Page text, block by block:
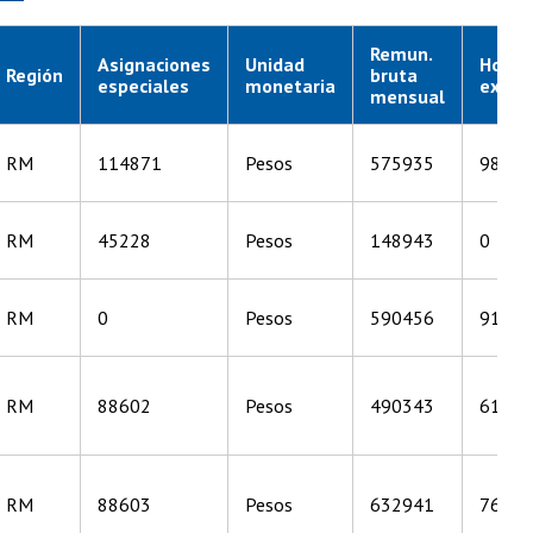
Región
Asignaciones
especiales
Unidad
monetaria
Remun.
bruta
mensual
Horas
ext.
RM 114871 Pesos 575935 98682
RM 45228 Pesos 148943 0
RM 0 Pesos 590456 91705
RM 88602 Pesos 490343 6196
RM 88603 Pesos 632941 76219